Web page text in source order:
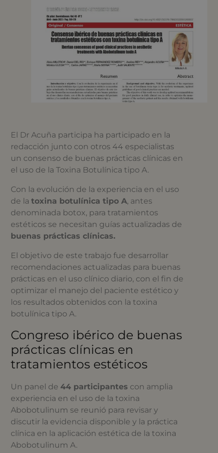
El Dr Acuña participa ha participado en la
redacción junto con otros 44 especialistas
un consenso de buenas prácticas clínicas en
el uso de la Toxina Botulínica tipo A.
Con la evolución de la experiencia en el uso
de latoxina botulínica tipo A, antes
denominada botox, para tratamientos
estéticos se necesitan guías actualizadas de
buenas prácticas clínicas.
El objetivo de este trabajo fue desarrollar
recomendaciones actualizadas para buenas
prácticas en el uso clínico diario, con el fin de
optimizar el manejo del paciente estético y
los resultados obtenidos con la toxina
botulínica tipo A.
Congreso ibérico de buenas
prácticas clínicas en
tratamientos estéticos
Un panel de44 participantes con amplia
experiencia en el uso de la toxina
Abobotulinum se reunió para revisar y
discutir la evidencia disponible y la práctica
clínica en la aplicación estética de la toxina
Abobotulinum A.